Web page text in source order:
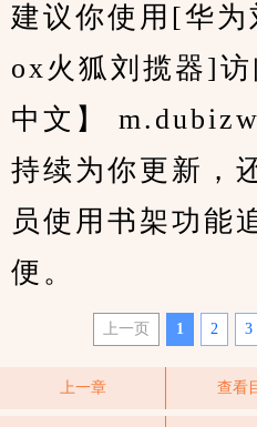
建议你使用[华
ox火狐刘揽器]
中文】
持续为你更新，
员使用书架功能
便。
上一页 1 2 3
上一章 查看